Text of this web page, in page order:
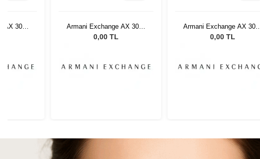
3081
Armani Exchange AX 3081
8283 53
0,00 TL
Armani Exchange AX 3081
8283 53
0,00 TL